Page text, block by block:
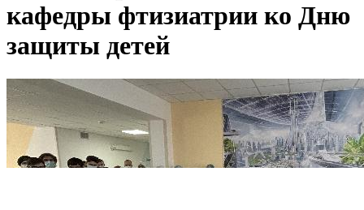
кафедры фтизиатрии ко Дню
защиты детей